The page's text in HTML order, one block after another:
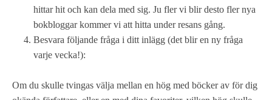
hittar hit och kan dela med sig. Ju fler vi blir desto fler nya
bokbloggar kommer vi att hitta under resans gång.
Besvara följande fråga i ditt inlägg (det blir en ny fråga
varje vecka!):
Om du skulle tvingas välja mellan en hög med böcker av för dig